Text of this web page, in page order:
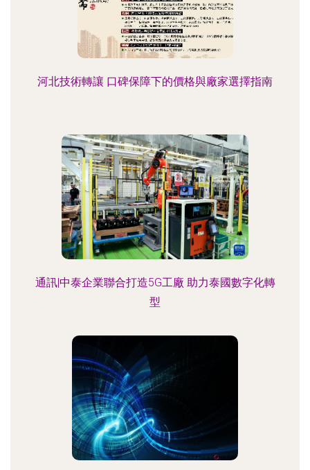
河北技術轉讓 口碑保障下的價格與廠家選擇指南
通訊|中泰企業聯合打造5G工廠 助力泰國數字化轉
型